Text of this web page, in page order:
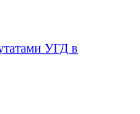
УГД в